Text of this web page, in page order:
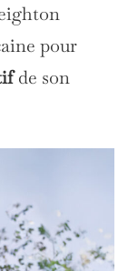
pour
de son